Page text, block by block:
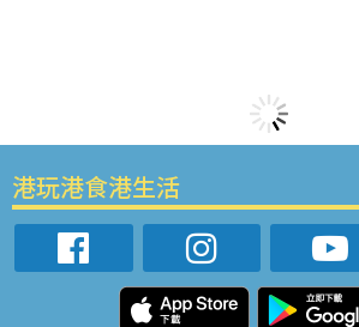
港玩港食港生活